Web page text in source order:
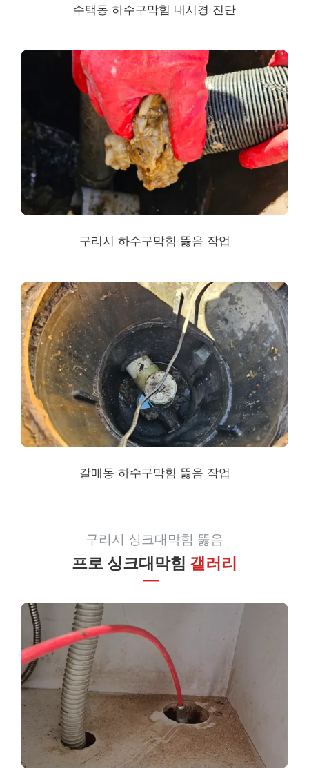
수택동 하수구막힘 내시경 진단
구리시 하수구막힘 뚫음 작업
갈매동 하수구막힘 뚫음 작업
구리시 싱크대막힘 뚫음
프로 싱크대막힘 갤러리